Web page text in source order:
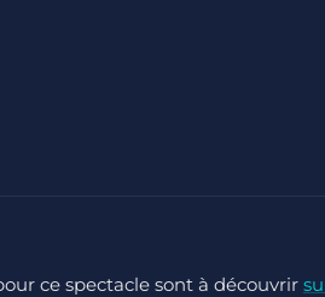
ce spectacle sont à découvrir